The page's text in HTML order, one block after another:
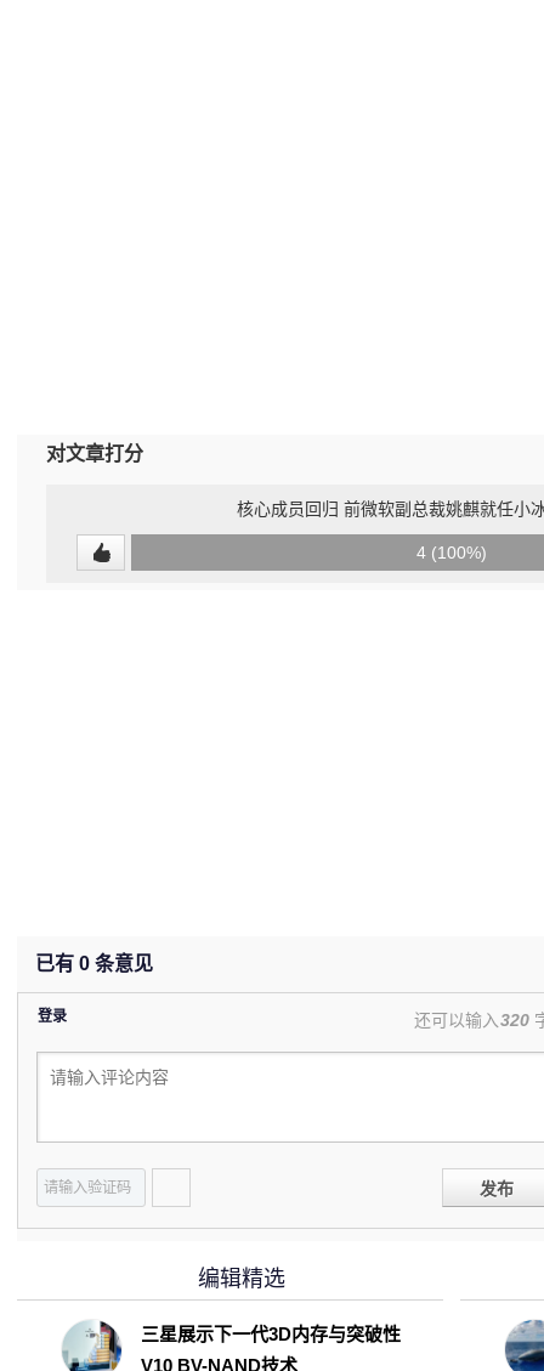
对文章打分
核心成员回归 前微软副总裁姚麒就任小
4 (100%)
已有 0 条意见
登录 还可以输入320
发布
编辑精选
三星展示下一代3D内存与突破性
V10 BV-NAND技术